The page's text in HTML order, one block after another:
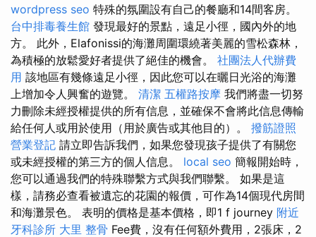
wordpress seo 特殊的氛圍設有自己的餐廳和14間客房。
台中排毒養生館 發現最好的景點，遠足小徑，國內外的地
方。 此外，Elafonissi的海灘周圍環繞著美麗的雪松森林，
為積極的放鬆愛好者提供了絕佳的機會。 社團法人代辦費
用 該地區有幾條遠足小徑，因此您可以在曬日光浴的海灘
上增加令人興奮的遊覽。 清潔 五權路按摩 我們將盡一切努
力刪除未經授權提供的所有信息，並確保不會將此信息傳輸
給任何人或用於使用（用於廣告或其他目的）。 撥筋證照
營業登記 請立即告訴我們，如果您發現孩子提供了有關您
或未經授權的第三方的個人信息。 local seo 簡報開始時，
您可以通過我們的特殊聯繫方式與我們聯繫。 如果是這
樣，請務必查看被遺忘的花園的報價，可作為14個現代房間
和海灘景色。 表明的價格是基本價格，即1 f journey 附近
牙科診所 大里 整骨 Fee費，沒有任何額外費用，2張床，2